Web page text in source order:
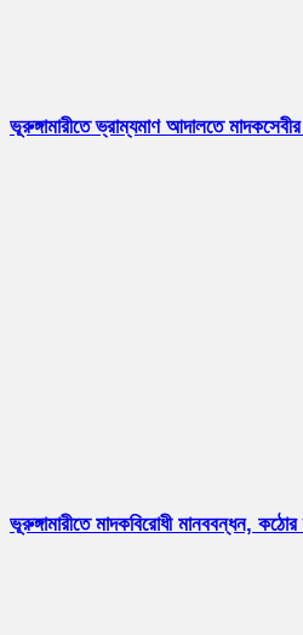
ভূরুঙ্গামারীতে ভ্রাম্যমাণ আদালতে
ভূরুঙ্গামারীতে মাদকবিরোধী মানববন্ধন, কঠোর